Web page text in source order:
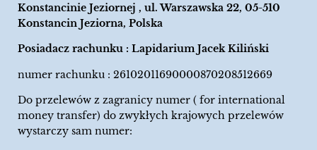
Konstancinie Jeziornej , ul. Warszawska 22, 05-510
Konstancin Jeziorna, Polska
Posiadacz rachunku : Lapidarium Jacek Kiliński
numer rachunku : 26102011690000870208512669
Do przelewów z zagranicy numer ( for international
money transfer) do zwykłych krajowych przelewów
wystarczy sam numer: